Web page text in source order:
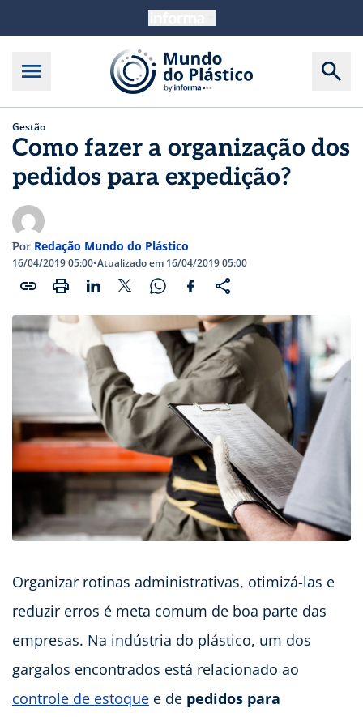
Gestão
Como fazer a organização dos
pedidos para expedição?
Por Redação Mundo do Plástico
16/04/2019 05:00•Atualizado em 16/04/2019 05:00
Organizar rotinas administrativas, otimizá-las e
reduzir erros é meta comum de boa parte das
empresas. Na indústria do plástico, um dos
gargalos encontrados está relacionado ao
controle de estoque e de pedidos para